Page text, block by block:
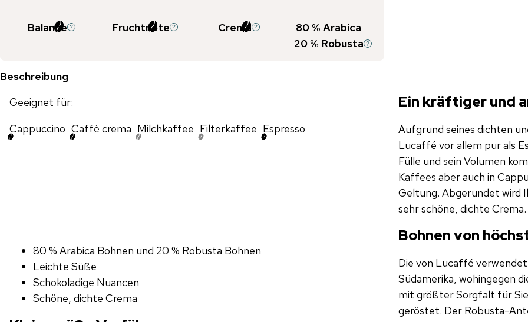
Balance Fruchtnote Crema 80% Arabica
20% Robusta
Beschreibung
Geeignet für:
Cappuccino Caffè crema Milchkaffee Filterkaffee Espresso
80 % Arabica Bohnen und 20 % Robusta Bohnen
Leichte Süße
Schokoladige Nuancen
Schöne, dichte Crema
Ein kräftiger und
Aufgrund seines dichten
Lucaffé vor allem pur als
Fülle und sein Volumen
Kaffees aber auch in
Geltung. Abgerundet wird
sehr schöne, dichte Crema.
Bohnen von
Die von Lucaffé
Südamerika, wohingegen
mit größter Sorgfalt für
geröstet. Der Robusta-